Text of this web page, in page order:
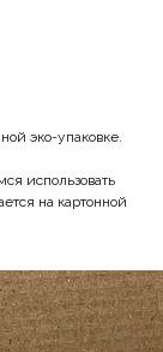
эко-упаковке.
использовать
на картонной